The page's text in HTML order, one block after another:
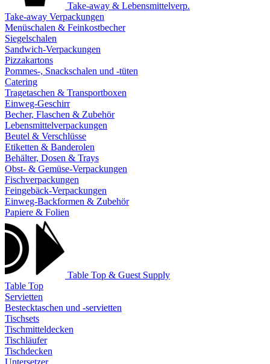
Take-away & Lebensmittelverp.
Take-away Verpackungen
Menüschalen & Feinkostbecher
Siegelschalen
Sandwich-Verpackungen
Pizzakartons
Pommes-, Snackschalen und -tüten
Catering
Tragetaschen & Transportboxen
Einweg-Geschirr
Becher, Flaschen & Zubehör
Lebensmittelverpackungen
Beutel & Verschlüsse
Etiketten & Banderolen
Behälter, Dosen & Trays
Obst- & Gemüse-Verpackungen
Fischverpackungen
Feingebäck-Verpackungen
Einweg-Backformen & Zubehör
Papiere & Folien
Table Top & Guest Supply
Table Top
Servietten
Bestecktaschen und -servietten
Tischsets
Tischmitteldecken
Tischläufer
Tischdecken